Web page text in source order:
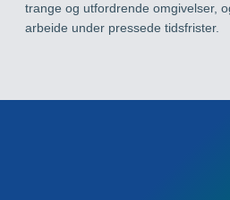
trange og utfordrende omgivelser,
arbeide under pressede tidsfrister.